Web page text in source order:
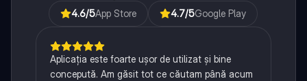
4.6/5App Store 4.7/5Google Play
Aplicația este foarte ușor de utilizat și bine
concepută. Am găsit tot ce căutam până acum